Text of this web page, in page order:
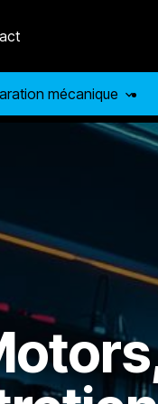
mécanique